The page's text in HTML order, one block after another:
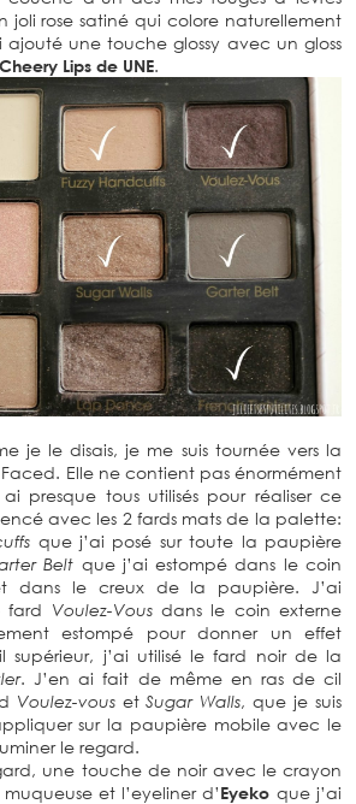
joli rose satiné qui colore naturellement
ajouté une touche glossy avec un gloss
Cheery Lips de UNE.
je le disais, je me suis tournée vers la
Faced. Elle ne contient pas énormément
presque tous utilisés pour réaliser ce
avec les 2 fards mats de la palette:
que j’ai posé sur toute la paupière
Belt que j’ai estompé dans le coin
dans le creux de la paupière. J’ai
fard Voulez-Vousdans le coin externe
estompé pour donner un effet
supérieur, j’ai utilisé le fard noir de la
. J’en ai fait de même en ras de cil
Voulez-vousetSugar Walls, que je suis
sur la paupière mobile avec le
le regard.
une touche de noir avec le crayon
et l’eyeliner d’Eyeko que j’ai